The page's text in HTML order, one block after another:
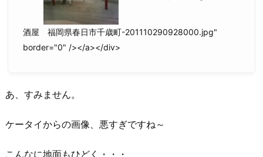
酒屋 福岡県春日市千歳町-201110290928000.jpg"
border="0" /></a></div>
あ、すみません。
ケータイからの画像、悪すぎですね～
こんなに地面もひどく・・・